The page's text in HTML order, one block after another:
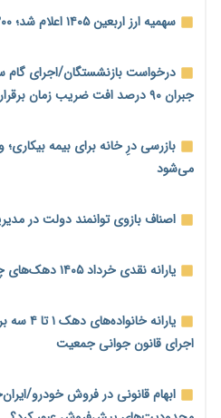
خانه کارگر قزوین: شکاف
می‌شود
رئیس سازمان امور مالیاتی:
مالیات هستند
کاهش می‌یابد
اختیارات جدید گمرکات برای تمدید
سهمیه ارز اربعین ۱۴۰۵ اعلام شد؛ ۲۰۰ هزار دینار برای هر زائر
درخواست بازنشستگان/اجرای
جبران ۹۰ درصد افت ضریب زمان برقراری
بازرسی درِ خانه برای بیمه
می‌شود
اصناف بازوی توانمند دولت در
یارانه نقدی خرداد ۱۴۰۵ دهک‌های چهارم تا نهم واریز شد
یارانه
اجرای قانون جوانی جمعیت
ابهام قانونی در فروش خودرو/